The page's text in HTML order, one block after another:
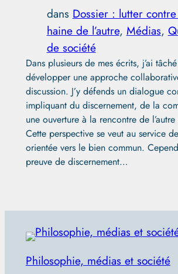
dans Dossier : lutter
haine de l’autre, Médias,
de société
Dans plusieurs de mes écrits, j’ai
développer une approche
discussion. J’y défends un dialogue
impliquant du discernement, de la
une ouverture à la rencontre de
Cette perspective se veut au service
orientée vers le bien commun.
preuve de discernement…
Philosophie, médias et société